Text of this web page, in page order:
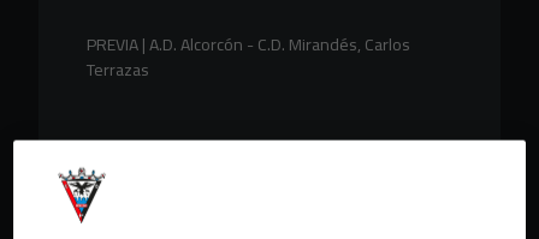
PREVIA | A.D. Alcorcón - C.D. Mirandés, Carlos
Terrazas